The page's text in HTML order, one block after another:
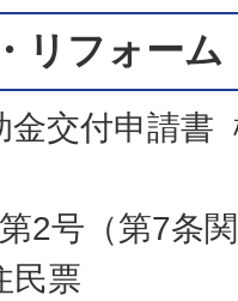
リフォーム
金交付申請書
2号（第7条
民票